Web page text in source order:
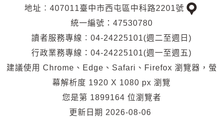
地址︰407011臺中市西屯區中科路2201號
交
位
置
統一編號：47530780
讀者服務專線︰04-24225101(週二至週日)
行政業務專線：04-24225101(週一至週五)
建議使用 Chrome、Edge、Safari、Firefox 瀏覽器，螢
幕解析度 1920 X 1080 px 瀏覽
您是第 1899164 位瀏覽者
更新日期 2026-08-06